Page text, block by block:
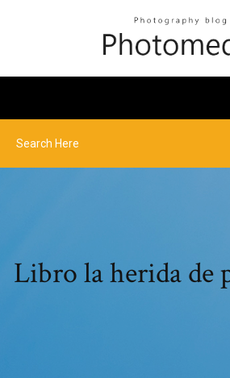
Libro la herida de